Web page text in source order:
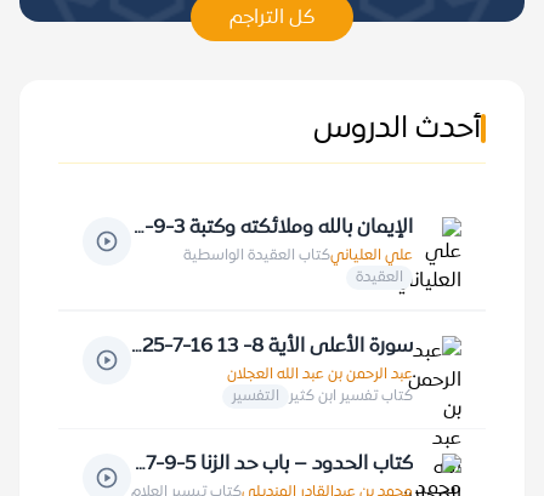
كل التراجم
أحدث الدروس
الإيمان بالله وملائكته وكتبة 3-9-1424 هـ
علي العليانيكتاب العقيدة الواسطية
العقيدة
سورة الأعلى الأية 8- 13 16-7-1425 هـ
عبد الرحمن بن عبد الله العجلان
كتاب تفسير ابن كثير التفسير
كتاب الحدود – باب حد الزنا 5-9-1417 هـ